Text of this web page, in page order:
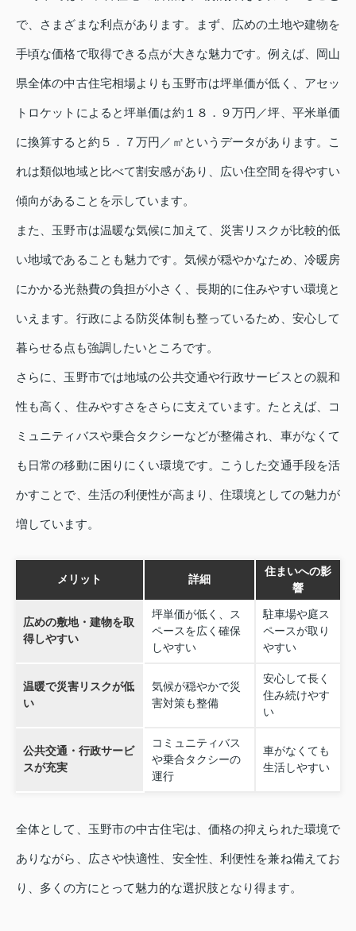
で、さまざまな利点があります。まず、広めの土地や建物を
手頃な価格で取得できる点が大きな魅力です。例えば、岡山
県全体の中古住宅相場よりも玉野市は坪単価が低く、アセッ
トロケットによると坪単価は約１８．９万円／坪、平米単価
に換算すると約５．７万円／㎡というデータがあります。こ
れは類似地域と比べて割安感があり、広い住空間を得やすい
傾向があることを示しています。
また、玉野市は温暖な気候に加えて、災害リスクが比較的低
い地域であることも魅力です。気候が穏やかなため、冷暖房
にかかる光熱費の負担が小さく、長期的に住みやすい環境と
いえます。行政による防災体制も整っているため、安心して
暮らせる点も強調したいところです。
さらに、玉野市では地域の公共交通や行政サービスとの親和
性も高く、住みやすさをさらに支えています。たとえば、コ
ミュニティバスや乗合タクシーなどが整備され、車がなくて
も日常の移動に困りにくい環境です。こうした交通手段を活
かすことで、生活の利便性が高まり、住環境としての魅力が
増しています。
メリット 詳細
住まいへの影
響
広めの敷地・建物を取
得しやすい
坪単価が低く、ス
ペースを広く確保
しやすい
駐車場や庭ス
ペースが取り
やすい
温暖で災害リスクが低
い
気候が穏やかで災
害対策も整備
安心して長く
住み続けやす
い
公共交通・行政サービ
スが充実
コミュニティバス
や乗合タクシーの
運行
車がなくても
生活しやすい
全体として、玉野市の中古住宅は、価格の抑えられた環境で
ありながら、広さや快適性、安全性、利便性を兼ね備えてお
り、多くの方にとって魅力的な選択肢となり得ます。